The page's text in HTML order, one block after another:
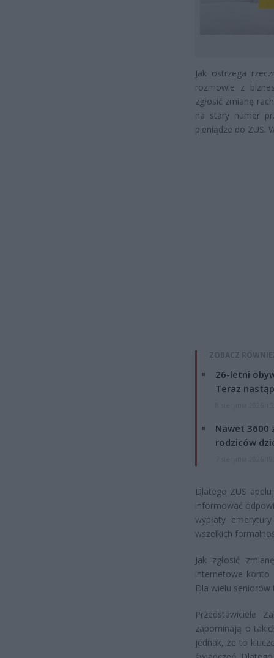
Jak ostrzega
rozmowie z
zgłosić zmianę
na stary numer
pieniądze do ZUS.
ZOBACZ
26-letni
Teraz
Nawet 3600
rodziców
Dlatego ZUS
informować
wypłaty
wszelkich
Jak zgłosić
internetowe konto
Dla wielu seniorów
Przedstawiciele
zapominają o
jednak, że to